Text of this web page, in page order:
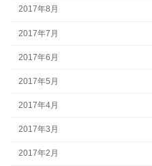
2017年8月
2017年7月
2017年6月
2017年5月
2017年4月
2017年3月
2017年2月